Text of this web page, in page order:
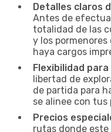
Detalles claros
Antes de
totalidad de las
y los
haya cargos
Flexibilidad
libertad de
de partida para
se alinee con tus
Precios
rutas donde